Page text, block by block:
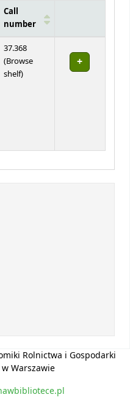
Call
number
37.368
(Browse
shelf(Opens below)
)
Rolnictwa i Gospodarki
Warszawie